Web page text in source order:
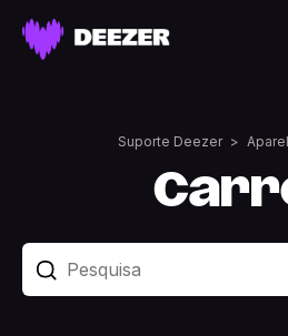
Suporte Deezer